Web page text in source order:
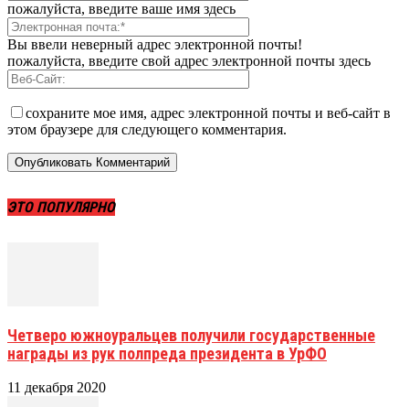
пожалуйста, введите ваше имя здесь
Вы ввели неверный адрес электронной почты!
пожалуйста, введите свой адрес электронной почты здесь
сохраните мое имя, адрес электронной почты и веб-сайт в
этом браузере для следующего комментария.
ЭТО ПОПУЛЯРНО
Четверо южноуральцев получили государственные
награды из рук полпреда президента в УрФО
11 декабря 2020